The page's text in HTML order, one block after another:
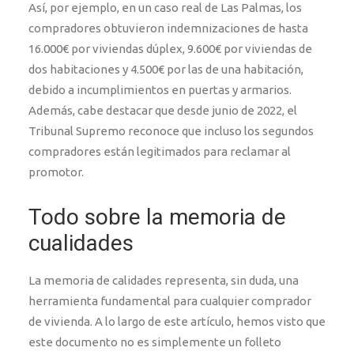
Así, por ejemplo, en un caso real de Las Palmas, los
compradores obtuvieron indemnizaciones de hasta
16.000€ por viviendas dúplex, 9.600€ por viviendas de
dos habitaciones y 4.500€ por las de una habitación,
debido a incumplimientos en puertas y armarios.
Además, cabe destacar que desde junio de 2022, el
Tribunal Supremo reconoce que incluso los segundos
compradores están legitimados para reclamar al
promotor.
Todo sobre la memoria de
cualidades
La memoria de calidades representa, sin duda, una
herramienta fundamental para cualquier comprador
de vivienda. A lo largo de este artículo, hemos visto que
este documento no es simplemente un folleto